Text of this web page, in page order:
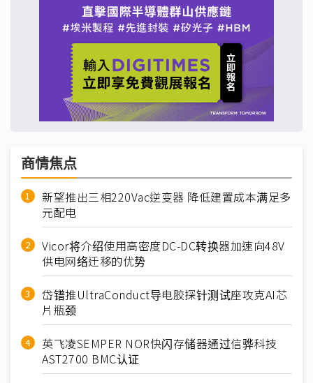
商情焦点
新望推出三相220Vac逆变器 降低建置成本满足多
元配电
Vicor将介绍使用高密度DC-DC转换器加速向48V
供电网络迁移的优势
岱镨推UltraConduct导电胶探针测试座攻克AI芯
片瓶颈
英飞凌SEMPER NOR快闪存储器通过信骅科技
AST2700 BMC认证